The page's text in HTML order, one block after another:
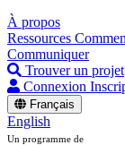
À propos
Ressources
Communiquer
Trouver un projet
Connexion
Français
English
Un programme de